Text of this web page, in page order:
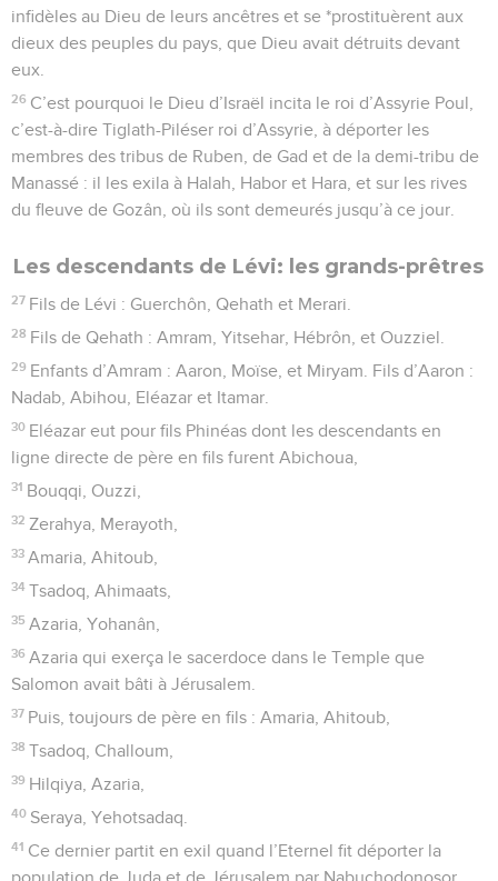
infidèles au Dieu de leurs ancêtres et se *prostituèrent aux
dieux des peuples du pays, que Dieu avait détruits devant
eux.
26 C’est pourquoi le Dieu d’Israël incita le roi d’Assyrie Poul,
c’est-à-dire Tiglath-Piléser roi d’Assyrie, à déporter les
membres des tribus de Ruben, de Gad et de la demi-tribu de
Manassé : il les exila à Halah, Habor et Hara, et sur les rives
du fleuve de Gozân, où ils sont demeurés jusqu’à ce jour.
Les descendants de Lévi: les grands-prêtres
27 Fils de Lévi : Guerchôn, Qehath et Merari.
28 Fils de Qehath : Amram, Yitsehar, Hébrôn, et Ouzziel.
29 Enfants d’Amram : Aaron, Moïse, et Miryam. Fils d’Aaron :
Nadab, Abihou, Eléazar et Itamar.
30 Eléazar eut pour fils Phinéas dont les descendants en
ligne directe de père en fils furent Abichoua,
31 Bouqqi, Ouzzi,
32 Zerahya, Merayoth,
33 Amaria, Ahitoub,
34 Tsadoq, Ahimaats,
35 Azaria, Yohanân,
36 Azaria qui exerça le sacerdoce dans le Temple que
Salomon avait bâti à Jérusalem.
37 Puis, toujours de père en fils : Amaria, Ahitoub,
38 Tsadoq, Challoum,
39 Hilqiya, Azaria,
40 Seraya, Yehotsadaq.
41 Ce dernier partit en exil quand l’Eternel fit déporter la
population de Juda et de Jérusalem par Nabuchodonosor.